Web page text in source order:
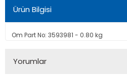
Ürün Bilgisi
Om Part No: 3593981 - 0.80 kg
Yorumlar